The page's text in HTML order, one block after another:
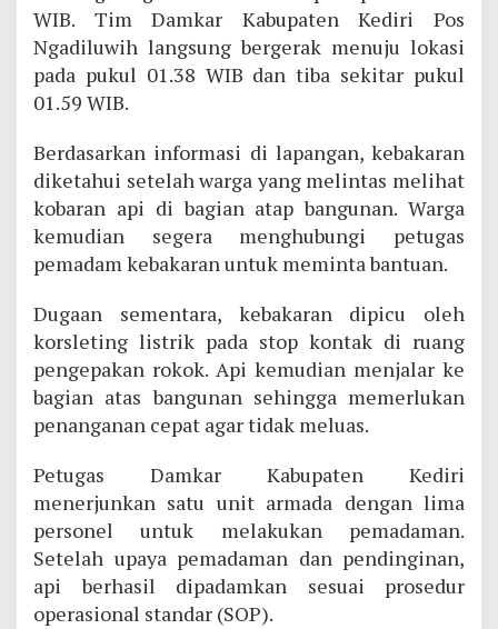
WIB. Tim Damkar Kabupaten Kediri Pos
Ngadiluwih langsung bergerak menuju lokasi
pada pukul 01.38 WIB dan tiba sekitar pukul
01.59 WIB.
Berdasarkan informasi di lapangan, kebakaran
diketahui setelah warga yang melintas melihat
kobaran api di bagian atap bangunan. Warga
kemudian segera menghubungi petugas
pemadam kebakaran untuk meminta bantuan.
Dugaan sementara, kebakaran dipicu oleh
korsleting listrik pada stop kontak di ruang
pengepakan rokok. Api kemudian menjalar ke
bagian atas bangunan sehingga memerlukan
penanganan cepat agar tidak meluas.
Petugas Damkar Kabupaten Kediri
menerjunkan satu unit armada dengan lima
personel untuk melakukan pemadaman.
Setelah upaya pemadaman dan pendinginan,
api berhasil dipadamkan sesuai prosedur
operasional standar (SOP).